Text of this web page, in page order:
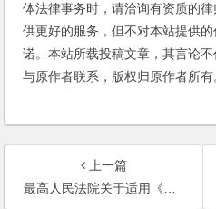
体法律事务时，请洽询有资质的
供更好的服务，但不对本站提供
诺。本站所载投稿文章，其言论
与原作者联系，版权归原作者所有
上一篇
最高人民法院关于适用《中华人民共和国公司法》若干问题的规定（三）【2014修正】